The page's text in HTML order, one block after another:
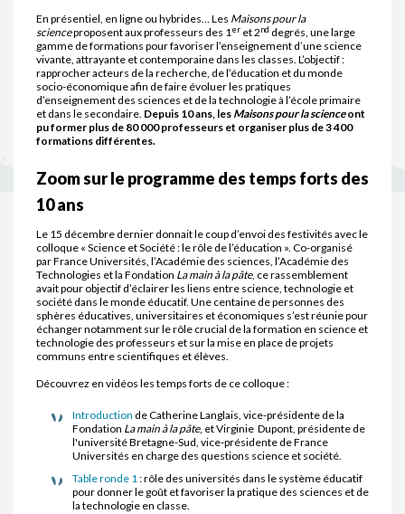
En présentiel, en ligne ou hybrides… Les Maisons pour la
scienceproposent aux professeurs des 1er et 2nd degrés, une large
gamme de formations pour favoriser l’enseignement d’une science
vivante, attrayante et contemporaine dans les classes. L’objectif :
rapprocher acteurs de la recherche, de l’éducation et du monde
socio-économique afin de faire évoluer les pratiques
d’enseignement des sciences et de la technologie à l’école primaire
et dans le secondaire. Depuis 10 ans, les Maisons pour la scienceont
pu former plus de 80 000 professeurs et organiser plus de 3 400
formations différentes.
Zoom sur le programme des temps forts des
10 ans
Le 15 décembre dernier donnait le coup d’envoi des festivités avec le
colloque « Science et Société : le rôle de l’éducation ». Co-organisé
par France Universités, l’Académie des sciences, l’Académie des
Technologies et la Fondation La main à la pâte, ce rassemblement
avait pour objectif d’éclairer les liens entre science, technologie et
société dans le monde éducatif. Une centaine de personnes des
sphères éducatives, universitaires et économiques s’est réunie pour
échanger notamment sur le rôle crucial de la formation en science et
technologie des professeurs et sur la mise en place de projets
communs entre scientifiques et élèves.
Découvrez en vidéos les temps forts de ce colloque :
Introduction de Catherine Langlais, vice-présidente de la
Fondation La main à la pâte, et Virginie Dupont, présidente de
l'université Bretagne-Sud, vice-présidente de France
Universités en charge des questions science et société.
Table ronde 1: rôle des universités dans le système éducatif
pour donner le goût et favoriser la pratique des sciences et de
la technologie en classe.